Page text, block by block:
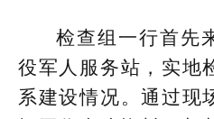
检查组一行首先
役军人服务站，实地
系建设情况。通过现